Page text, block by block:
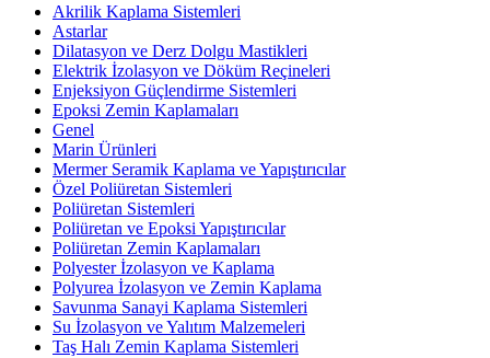
Akrilik Kaplama Sistemleri
Astarlar
Dilatasyon ve Derz Dolgu Mastikleri
Elektrik İzolasyon ve Döküm Reçineleri
Enjeksiyon Güçlendirme Sistemleri
Epoksi Zemin Kaplamaları
Genel
Marin Ürünleri
Mermer Seramik Kaplama ve Yapıştırıcılar
Özel Poliüretan Sistemleri
Poliüretan Sistemleri
Poliüretan ve Epoksi Yapıştırıcılar
Poliüretan Zemin Kaplamaları
Polyester İzolasyon ve Kaplama
Polyurea İzolasyon ve Zemin Kaplama
Savunma Sanayi Kaplama Sistemleri
Su İzolasyon ve Yalıtım Malzemeleri
Taş Halı Zemin Kaplama Sistemleri